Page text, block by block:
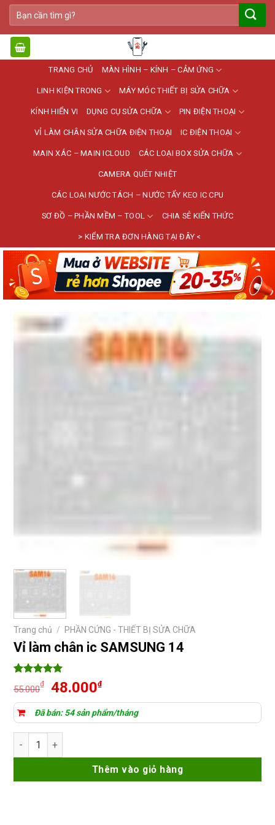
Bỏ
qua
nội
dung
Tìm
kiếm:
TRANG CHỦ MÀN HÌNH – KÍNH – CẢM ỨNG
LINH KIỆN TRONG MÁY MÓC THIẾT BỊ SỬA CHỮA
KÍNH HIỂN VI DỤNG CỤ SỬA CHỮA PIN ĐIỆN THOẠI
VỈ LÀM CHÂN SỬA CHỮA ĐIỆN THOẠI IC ĐIỆN THOẠI
MAIN XÁC – MAIN ICLOUD CÁC LOẠI BOX SỬA CHỮA
CAMERA QUÉT NHIỆT
CÁC LOẠI NƯỚC TÁCH – NƯỚC TẨY KEO IC CPU
SƠ ĐỒ – PHẦN MỀM – TOOL CHIA SẺ KIẾN THỨC
> KIỂM TRA ĐƠN HÀNG TẠI ĐÂY <
Trang chủ / PHẦN CỨNG - THIẾT BỊ SỬA CHỮA
Vỉ làm chân ic SAMSUNG 14
trên 5
dựa trên
đánh giá
55.000₫
Giá
gốc
là:
55.000₫.
48.000₫Giá
hiện
tại
Đã bán: 54 sản phẩm/tháng
Vỉ làm chân ic SAMSUNG 14 số lượng
Thêm vào giỏ hàng